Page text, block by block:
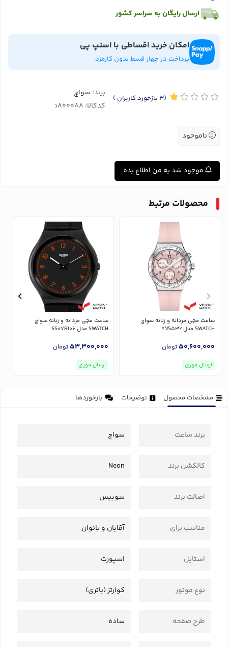
ارسال رایگان به سراسر کشور
امکان خرید اقساطی با اسنپ پی
پرداخت در چهار قسط بدون کارمزد
(3 بازخورد کاربران ) برند: سواچ
کدکالا:
ناموجود
موجود شد به من اطلاع بده
محصولات مرتبط
ساعت مچی مردانه و زنانه سواچ
SWATCH مدل YVS532
50,600,000تومان
ارسال فوری
ساعت مچی مردانه و زنانه سواچ
SWATCH مدل SS07B106
53,300,000تومان
ارسال فوری
مشخصات محصول توضیحات بازخوردها
برند ساعت سواچ
کالکشن برند Neon
اصالت برند سوییس
مناسب برای آقایان و بانوان
استایل اسپورت
نوع موتور کوارتز (باتری)
طرح صفحه ساده